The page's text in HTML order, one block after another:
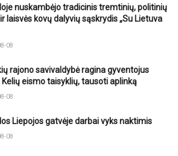
nuskambėjo tradicinis tremtinių, politinių
laisvės kovų dalyvių sąskrydis „Su Lietuva
08
rajono savivaldybė ragina gyventojus
Kelių eismo taisyklių, tausoti aplinką
08
Liepojos gatvėje darbai vyks naktimis
08